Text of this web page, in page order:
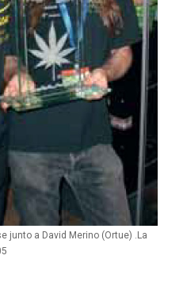
junto a David Merino (Ortue) .La